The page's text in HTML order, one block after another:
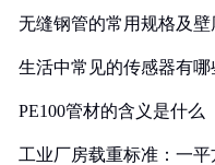
无缝钢管的常用规格及壁
生活中常见的传感器有哪
PE100管材的含义是什么
工业厂房载重标准：一